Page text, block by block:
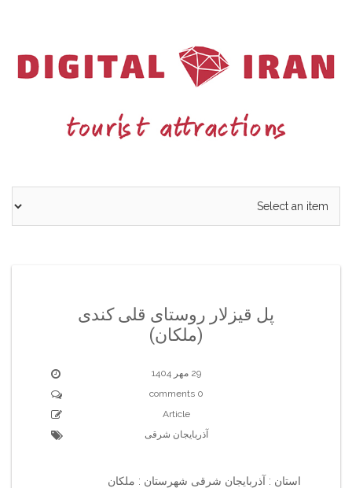
پل قیزلار روستای قلی کندی
(ملکان)
29 مهر 1404
0 comments
Article
آذربایجان شرقی
استان : آذربایجان شرقی شهرستان : ملکان